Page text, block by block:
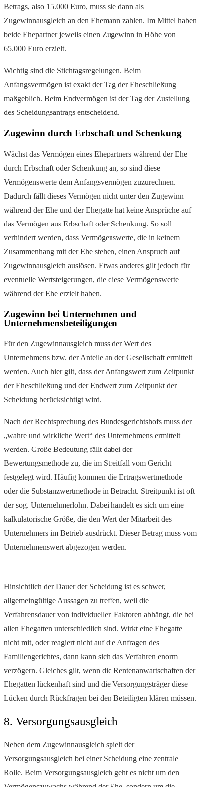
Betrags, also 15.000 Euro, muss sie dann als
Zugewinnausgleich an den Ehemann zahlen. Im Mittel haben
beide Ehepartner jeweils einen Zugewinn in Höhe von
65.000 Euro erzielt.
Wichtig sind die Stichtagsregelungen. Beim
Anfangsvermögen ist exakt der Tag der Eheschließung
maßgeblich. Beim Endvermögen ist der Tag der Zustellung
des Scheidungsantrags entscheidend.
Zugewinn durch Erbschaft und Schenkung
Wächst das Vermögen eines Ehepartners während der Ehe
durch Erbschaft oder Schenkung an, so sind diese
Vermögenswerte dem Anfangsvermögen zuzurechnen.
Dadurch fällt dieses Vermögen nicht unter den Zugewinn
während der Ehe und der Ehegatte hat keine Ansprüche auf
das Vermögen aus Erbschaft oder Schenkung. So soll
verhindert werden, dass Vermögenswerte, die in keinem
Zusammenhang mit der Ehe stehen, einen Anspruch auf
Zugewinnausgleich auslösen. Etwas anderes gilt jedoch für
eventuelle Wertsteigerungen, die diese Vermögenswerte
während der Ehe erzielt haben.
Zugewinn bei Unternehmen und
Unternehmensbeteiligungen
Für den Zugewinnausgleich muss der Wert des
Unternehmens bzw. der Anteile an der Gesellschaft ermittelt
werden. Auch hier gilt, dass der Anfangswert zum Zeitpunkt
der Eheschließung und der Endwert zum Zeitpunkt der
Scheidung berücksichtigt wird.
Nach der Rechtsprechung des Bundesgerichtshofs muss der
„wahre und wirkliche Wert“ des Unternehmens ermittelt
werden. Große Bedeutung fällt dabei der
Bewertungsmethode zu, die im Streitfall vom Gericht
festgelegt wird. Häufig kommen die Ertragswertmethode
oder die Substanzwertmethode in Betracht. Streitpunkt ist oft
der sog. Unternehmerlohn. Dabei handelt es sich um eine
kalkulatorische Größe, die den Wert der Mitarbeit des
Unternehmers im Betrieb ausdrückt. Dieser Betrag muss vom
Unternehmenswert abgezogen werden.
Hinsichtlich der Dauer der Scheidung ist es schwer,
allgemeingültige Aussagen zu treffen, weil die
Verfahrensdauer von individuellen Faktoren abhängt, die bei
allen Ehegatten unterschiedlich sind. Wirkt eine Ehegatte
nicht mit, oder reagiert nicht auf die Anfragen des
Familiengerichtes, dann kann sich das Verfahren enorm
verzögern. Gleiches gilt, wenn die Rentenanwartschaften der
Ehegatten lückenhaft sind und die Versorgungsträger diese
Lücken durch Rückfragen bei den Beteiligten klären müssen.
8. Versorgungsausgleich
Neben dem Zugewinnausgleich spielt der
Versorgungsausgleich bei einer Scheidung eine zentrale
Rolle. Beim Versorgungsausgleich geht es nicht um den